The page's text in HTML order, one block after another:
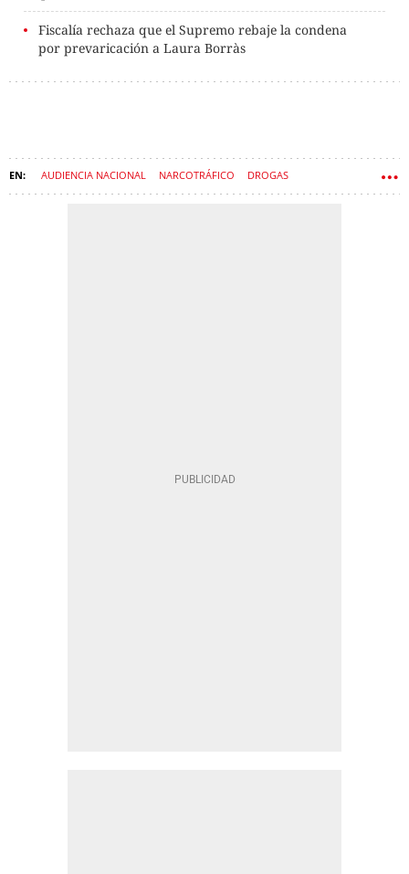
Fiscalía rechaza que el Supremo rebaje la condena
por prevaricación a Laura Borràs
AUDIENCIA NACIONAL NARCOTRÁFICO DROGAS